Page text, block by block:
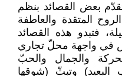
بعض القصائد بنظم
المتقدة والعاطفة
فتبدو هذه القصائد
في واجهة محلّ تجاري
والجمال والحبّ
البعيد) وتبثّ (شوقها